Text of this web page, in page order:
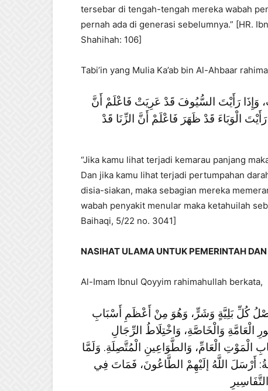
tersebar di tengah-tengah mereka wabah
pernah ada di generasi sebelumnya.” [HR.
Shahihah: 106]
Tabi’in yang Mulia Ka’ab bin Al-Ahbaar
وَإِذَا رَأَيْتَ السُّيُوفَ قَدْ عَرِيَتْ فَاعْلَمْ أَنَّ
الْوَبَاءَ قَدْ ظَهَرَ فَاعْلَمْ أَنَّ الزِّنَا قَدْ
“Jika kamu lihat terjadi kemarau panjang
Dan jika kamu lihat terjadi pertumpahan
disia-siakan, maka sebagian mereka
wabah penyakit menular maka ketahuilah
Baihaqi, 5/22 no. 3041]
NASIHAT ULAMA UNTUK PEMERINTAH
Al-Imam Ibnul Qoyyim rahimahullah berkata,
كُلِّ بَلِيَّةٍ وَشَرٍّ، وَهُوَ مِنْ أَعْظَمِ أَسْبَابِ
الْعَامَّةِ وَالْخَاصَّةِ، وَاخْتِلَاطُ الرِّجَالِ
الْمَوْتِ الْعَامِّ، وَالطَّوَاعِينِ الْمُتَّصِلَةِ. وَلَمَّا
أَرْسَلَ اللَّهُ إلَيْهِمْ الطَّاعُونَ، فَمَاتَ فِي